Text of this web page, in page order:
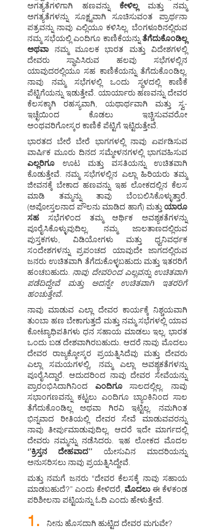
ಅಗತ್ಯತೆಗಳಿಗಾಗಿ ಹಣವನ್ನು ಕೇಳಿಲ್ಲ ಮತ್ತು ನಮ್ಮ
ಅಗತ್ಯತೆಗಳನ್ನು ಸೂಕ್ಷ್ಮವಾಗಿ ಸೂಚಿಸುವಂತ ಪ್ರಾರ್ಥನಾ
ಪತ್ರವನ್ನು ನಾವು ಎಲ್ಲಿಯೂ ಕಳಿಸಿಲ್ಲ. ಬೆಂಗಳೂರಿನಲ್ಲಿರುವ
ನಮ್ಮ ಸಭೆಯಲ್ಲಿ ಎಂದಿಗೂ ಕಾಣಿಕೆಯನ್ನುತೆಗೆದುಕೊಂಡಿಲ್ಲ
ಅಥವಾ ನಮ್ಮ ಮೂಲಕ ಭಾರತ ಮತ್ತು ವಿದೇಶಗಳಲ್ಲಿ
ದೇವರು ಸ್ಥಾಪಿಸಿರುವ ಹಲವು ಸಭೆಗಳಲ್ಲಿನ
ಯಾವುದರಲ್ಲಿಯೂ ಸಹ ಕಾಣಿಕೆಯನ್ನು ತೆಗೆದುಕೊಂಡಿಲ್ಲ.
ನಾವು ನಮ್ಮ ಸಭೆಗಳಲ್ಲಿ ಒಂದು ಸ್ಥಳದಲ್ಲಿ ಕಾಣಿಕೆ
ಪೆಟ್ಟಿಗೆಯನ್ನು ಇಡುತ್ತೇವೆ. ಯಾರ್ಯಾರು ಹಣವನ್ನು ದೇವರ
ಕೆಲಸಕ್ಕಾಗಿ ರಹಸ್ಯವಾಗಿ, ಯಥಾರ್ಥವಾಗಿ ಮತ್ತು ಸ್ವ-
ಇಚ್ಛೆಯಿಂದ ಕೊಡಲು ಇಚ್ಚಿಸುವವರೋ
ಅಂಥವರಿಗೋಸ್ಕರ ಕಾಣಿಕೆ ಪೆಟ್ಟಿಗೆ ಇಟ್ಟಿರುತ್ತೇವೆ.
ಭಾರತದ ಬೇರೆ ಬೇರೆ ಭಾಗಗಳಲ್ಲಿ ನಾವು ಏರ್ಪಡಿಸುವ
ವಾರ್ಷಿಕ ಮೂರು ದಿನದ ಸಮ್ಮೇಳನಗಳಲ್ಲಿ ಭಾಗವಹಿಸುವ
ಎಲ್ಲರಿಗೂ ಊಟ ಮತ್ತು ವಸತಿಯನ್ನು ಉಚಿತವಾಗಿ
ಕೊಡುತ್ತೇವೆ. ನಮ್ಮ ಸಭೆಗಳಲ್ಲಿನ ಎಲ್ಲಾ ಹಿರಿಯರು ತಮ್ಮ
ಜೀವನಕ್ಕೆ ಬೇಕಾದ ಹಣವನ್ನು ಇಹ ಲೋಕದಲ್ಲಿನ ಕೆಲಸ
ಮಾಡಿ ತಮ್ಮನ್ನು ತಾವು ಬೆಂಬಲಿಸಿಕೊಳ್ಳುತ್ತಾರೆ.
(ಅಪೋಸ್ತಲನಾದ ಪೌಲನು ಮಾಡಿದ ಹಾಗೆ) ಮತ್ತು ಯಾರೂ
ಸಹ ಸಭೆಗಳಿಂದ ತಮ್ಮ ಆರ್ಥಿಕ ಅವಶ್ಯಕತೆಗಳನ್ನು
ಪೂರೈಸಿಕೊಳ್ಳುವುದಿಲ್ಲ. ನಮ್ಮ ಜಾಲತಾಣದಲ್ಲಿರುವ
ಪುಸ್ತಕಗಳು, ವಿಡಿಯೋಗಳು ಮತ್ತು ಧ್ವನಿವರ್ಧಕ
ಸಂದೇಶಗಳನ್ನು ಪ್ರಪಂಚದ ಯಾವುದೇ ಜಾಗದಲ್ಲಿರುವ
ಜನರು ಉಚಿತವಾಗಿ ತೆಗೆದುಕೊಳ್ಳಬಹುದು ಮತ್ತು ಇತರರಿಗೆ
ಹಂಚಬಹುದು. ನಾವು ದೇವರಿಂದ ಎಲ್ಲವನ್ನು ಉಚಿತವಾಗಿ
ಪಡೆದಿದ್ದೇವೆ ಮತ್ತು ಅದನ್ನೇ ಉಚಿತವಾಗಿ ಇತರರಿಗೆ
ಹಂಚುತ್ತೇವೆ.
ನಾವು ಮಾಡುವ ಎಲ್ಲಾ ದೇವರ ಕಾರ್ಯಕ್ಕೆ ನಿಶ್ಚಯವಾಗಿ
ತುಂಬಾ ಹಣ ಬೇಕಾಗುತ್ತದೆ ಮತ್ತು ನಮ್ಮ ಸಭೆಗಳಲ್ಲಿ ಯಾವ
ಕೋಟ್ಯಾಧಿಪತಿಗಳು ಧನ ಸಹಾಯ ಮಾಡಲು ಇಲ್ಲ. ಭಾರತ
ಒಂದು ಬಡ ದೇಶವಾಗಿರಬಹುದು. ಆದರೆ ನಾವು ಮೊದಲು
ದೇವರ ರಾಜ್ಯಕ್ಕೋಸ್ಕರ ಪ್ರಯತ್ನಿಸಿದೆವು ಮತ್ತು ದೇವರು
ಎಲ್ಲಾ ಸಮಯಗಳಲ್ಲಿ, ನಮ್ಮ ಎಲ್ಲಾ ಅವಶ್ಯಕತೆಗಳನ್ನು
ಪೂರೈಸಿದ್ದಾರೆ. ಆದುದರಿಂದ ನಾವು ದೇವರ ಸೇವೆಯನ್ನು
ಪ್ರಾರಂಭಿಸಿದಾಗಿನಿಂದ ಎಂದಿಗೂಸಾಲದಲ್ಲಿಲ್ಲ. ನಾವು
ಸಭಾಂಗಣವನ್ನು ಕಟ್ಟಲು ಎಂದಿಗೂ ಬ್ಯಾಂಕಿನಿಂದ ಸಾಲ
ತೆಗೆದುಕೊಂಡಿಲ್ಲ ಅಥವಾ ಗಿರವಿ ಇಟ್ಟಿಲ್ಲ. ನಮಗಿಂತ
ಭಿನ್ನವಾದ ರೀತಿಯಲ್ಲಿ ದೇವರ ಸೇವೆ ಮಾಡುವವರನ್ನು
ನಾವು ತೀರ್ಪುಮಾಡುವುದಿಲ್ಲ. ಆದರೆ ಇದೇ ಮಾರ್ಗದಲ್ಲಿ
ದೇವರು ನಮ್ಮನ್ನು ನಡೆಸಿದರು. ಇಹ ಲೋಕದ ಮೊದಲ
‘’ಕ್ರಿಸ್ತನ ದೇಹವಾದ’’ ಯೇಸುವಿನ ಮಾದರಿಯನ್ನು
ಅನುಸರಿಸಲು ನಾವು ಪ್ರಯತ್ನಿಸಿದ್ದೇವೆ.
ಮತ್ತು ನಮಗೆ ಜನರು “ದೇವರ ಕೆಲಸಕ್ಕೆ ನಾವು ಸಹಾಯ
ಮಾಡಬಹುದೆ?” ಎಂದು ಕೇಳಿದರೆ, ಮೊದಲುಈ ಕೆಳಕಂಡ
ಪರಿಶೀಲನಾ ಪಟ್ಟಿಯನ್ನು ಓದಿ ಎಂದು ಹೇಳುತ್ತೇವೆ.
1. ನೀನು ಹೊಸದಾಗಿ ಹುಟ್ಟಿದ ದೇವರ ಮಗುವೇ?